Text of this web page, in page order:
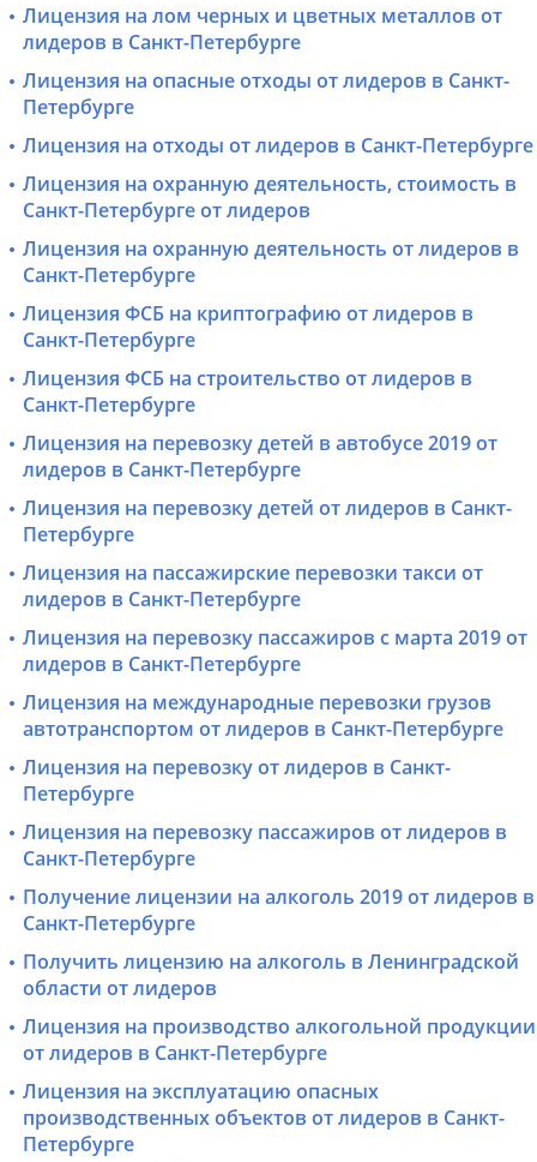
Лицензия на лом черных и цветных металлов от
лидеров в Санкт-Петербурге
Лицензия на опасные отходы от лидеров в Санкт-
Петербурге
Лицензия на отходы от лидеров в Санкт-Петербурге
Лицензия на охранную деятельность, стоимость в
Санкт-Петербурге от лидеров
Лицензия на охранную деятельность от лидеров в
Санкт-Петербурге
Лицензия ФСБ на криптографию от лидеров в
Санкт-Петербурге
Лицензия ФСБ на строительство от лидеров в
Санкт-Петербурге
Лицензия на перевозку детей в автобусе 2019 от
лидеров в Санкт-Петербурге
Лицензия на перевозку детей от лидеров в Санкт-
Петербурге
Лицензия на пассажирские перевозки такси от
лидеров в Санкт-Петербурге
Лицензия на перевозку пассажиров с марта 2019 от
лидеров в Санкт-Петербурге
Лицензия на международные перевозки грузов
автотранспортом от лидеров в Санкт-Петербурге
Лицензия на перевозку от лидеров в Санкт-
Петербурге
Лицензия на перевозку пассажиров от лидеров в
Санкт-Петербурге
Получение лицензии на алкоголь 2019 от лидеров в
Санкт-Петербурге
Получить лицензию на алкоголь в Ленинградской
области от лидеров
Лицензия на производство алкогольной продукции
от лидеров в Санкт-Петербурге
Лицензия на эксплуатацию опасных
производственных объектов от лидеров в Санкт-
Петербурге